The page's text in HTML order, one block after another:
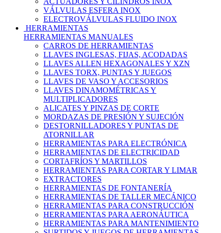
VÁLVULAS ESFERA INOX
ELECTROVÁLVULAS FLUIDO INOX
HERRAMIENTAS
HERRAMIENTAS MANUALES
CARROS DE HERRAMIENTAS
LLAVES INGLESAS, FIJAS, ACODADAS
LLAVES ALLEN HEXAGONALES Y XZN
LLAVES TORX, PUNTAS Y JUEGOS
LLAVES DE VASO Y ACCESORIOS
LLAVES DINAMOMÉTRICAS Y
MULTIPLICADORES
ALICATES Y PINZAS DE CORTE
MORDAZAS DE PRESIÓN Y SUJECIÓN
DESTORNILLADORES Y PUNTAS DE
ATORNILLAR
HERRAMIENTAS PARA ELECTRÓNICA
HERRAMIENTAS DE ELECTRICIDAD
CORTAFRÍOS Y MARTILLOS
HERRAMIENTAS PARA CORTAR Y LIMAR
EXTRACTORES
HERRAMIENTAS DE FONTANERÍA
HERRAMIENTAS DE TALLER MECÁNICO
HERRAMIENTAS PARA CONSTRUCCIÓN
HERRAMIENTAS PARA AERONÁUTICA
HERRAMIENTAS PARA MANTENIMIENTO